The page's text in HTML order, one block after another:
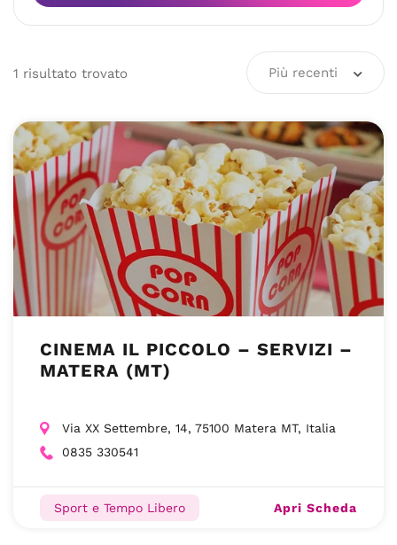
1 risultato trovato Più recenti
CINEMA IL PICCOLO – SERVIZI –
MATERA (MT)
Via XX Settembre, 14, 75100 Matera MT, Italia
0835 330541
Sport e Tempo Libero Apri Scheda